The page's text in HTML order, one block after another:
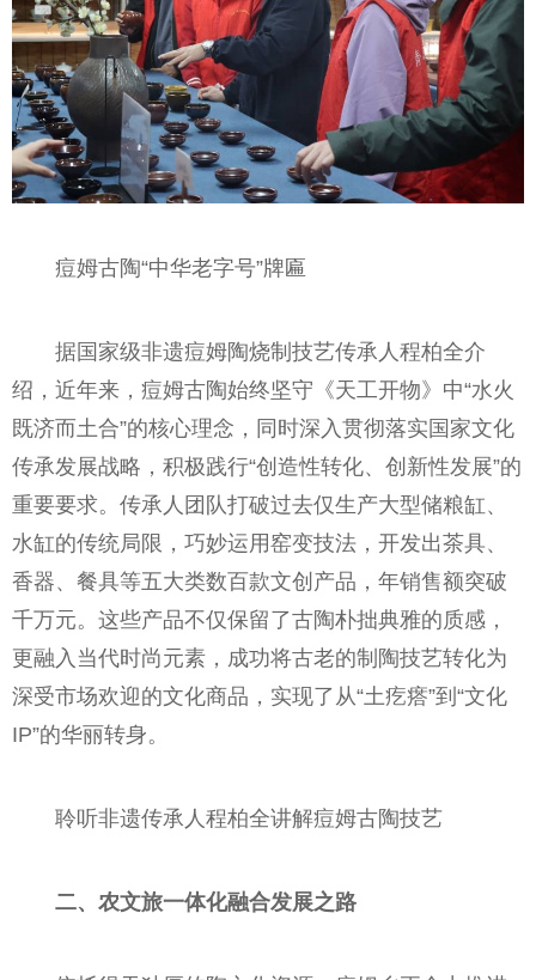
痘姆古陶“中华老字号”牌匾
据国家级非遗痘姆陶烧制技艺传承人程柏全介
绍，近年来，痘姆古陶始终坚守《天工开物》中“水火
既济而土合”的核心理念，同时深入贯彻落实国家文化
传承发展战略，积极践行“创造性转化、创新性发展”的
重要要求。传承人团队打破过去仅生产大型储粮缸、
水缸的传统局限，巧妙运用窑变技法，开发出茶具、
香器、餐具等五大类数百款文创产品，年销售额突破
千万元。这些产品不仅保留了古陶朴拙典雅的质感，
更融入当代时尚元素，成功将古老的制陶技艺转化为
深受市场欢迎的文化商品，实现了从“土疙瘩”到“文化
IP”的华丽转身。
聆听非遗传承人程柏全讲解痘姆古陶技艺
二、 农文旅一体化融合发展之路